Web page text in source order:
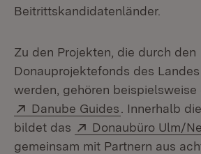
Beitrittskandidatenländer.
Zu den Projekten, die durch den
Donauprojektefonds des
werden, gehören beispielsweise
Extern:
Danube Guides (Öffnet in
. Innerhalb
bildet das
Extern:
Donaubüro Ulm/
gemeinsam mit Partnern aus